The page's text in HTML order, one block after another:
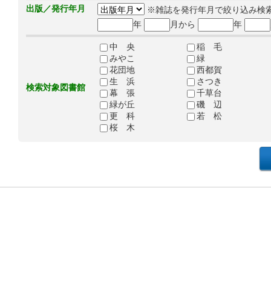
出版／発行年月
※雑誌を発行年月で絞り込み検
年
月から 年
検索対象図書館
中 央
稲 毛
みやこ
緑
花団地
西都賀
生 浜
さつき
幕 張
千草台
緑が丘
磯 辺
更 科
若 松
桜 木